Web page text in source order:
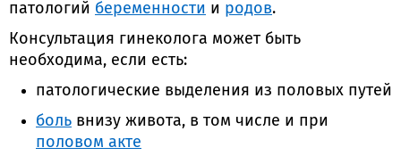
патологий беременности и родов.
Консультация гинеколога может быть
необходима, если есть:
патологические выделения из половых путей
боль внизу живота, в том числе и при
половом акте